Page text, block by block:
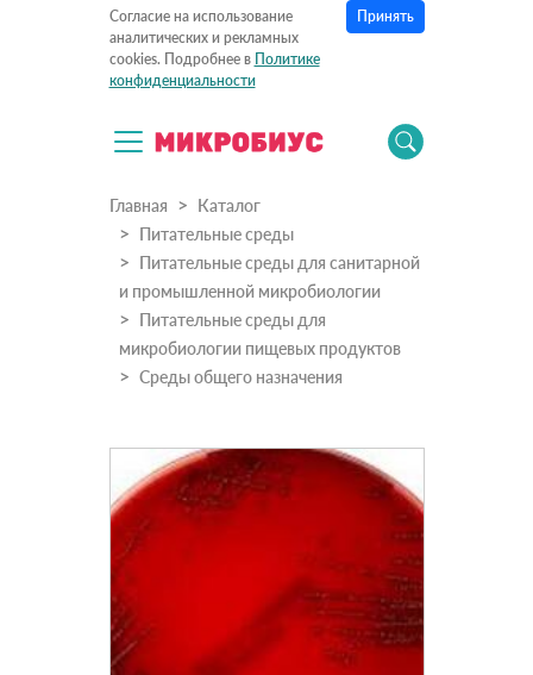
Согласие на использование
аналитических и рекламных
cookies. Подробнее в Политике
конфиденциальности
Принять
Главная
Каталог
Питательные среды
Питательные среды для санитарной
и промышленной микробиологии
Питательные среды для
микробиологии пищевых продуктов
Cреды общего назначения